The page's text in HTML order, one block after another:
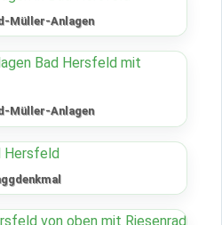
Müller-Anlagen
Müller-Anlagen